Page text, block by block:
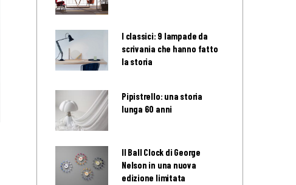
I classici: 9 lampade da
scrivania che hanno fatto
la storia
Pipistrello: una storia
lunga 60 anni
Il Ball Clock di George
Nelson in una nuova
edizione limitata